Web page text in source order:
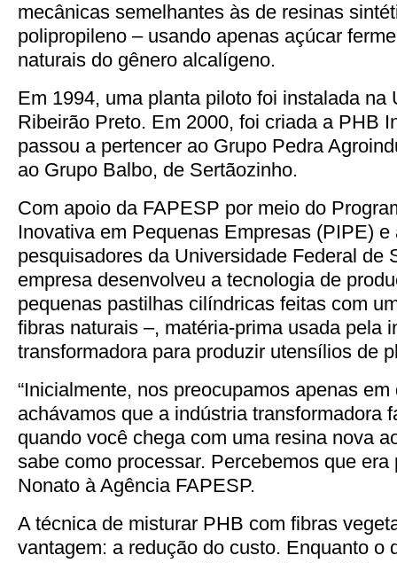
mecânicas semelhantes às de resinas
polipropileno – usando apenas açúcar
naturais do gênero alcalígeno.
Em 1994, uma planta piloto foi instalada na
Ribeirão Preto. Em 2000, foi criada a PHB
passou a pertencer ao Grupo Pedra
ao Grupo Balbo, de Sertãozinho.
Com apoio da FAPESP por meio do
Inovativa em Pequenas Empresas (PIPE) e
pesquisadores da Universidade Federal de
empresa desenvolveu a tecnologia de
pequenas pastilhas cilíndricas feitas com
fibras naturais –, matéria-prima usada pela
transformadora para produzir utensílios de
“Inicialmente, nos preocupamos apenas
achávamos que a indústria transformadora
quando você chega com uma resina nova
sabe como processar. Percebemos que era
Nonato à Agência FAPESP.
A técnica de misturar PHB com fibras
vantagem: a redução do custo. Enquanto o